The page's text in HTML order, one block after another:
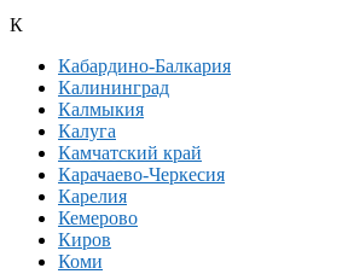
К
Кабардино-Балкария
Калининград
Калмыкия
Калуга
Камчатский край
Карачаево-Черкесия
Карелия
Кемерово
Киров
Коми